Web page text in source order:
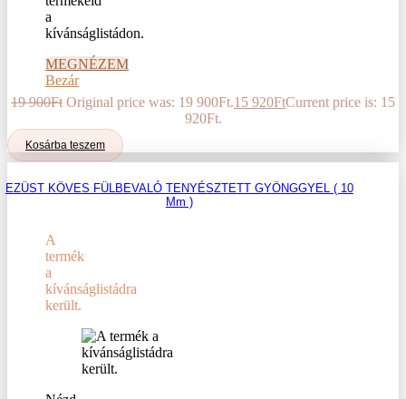
a
kívánságlistádon.
MEGNÉZEM
Bezár
19 900Ft Original price was: 19 900Ft.15 920FtCurrent price is: 15
920Ft.
Kosárba teszem
EZÜST KÖVES FÜLBEVALÓ TENYÉSZTETT GYÖNGGYEL ( 10
Mm )
A
termék
a
kívánságlistádra
került.